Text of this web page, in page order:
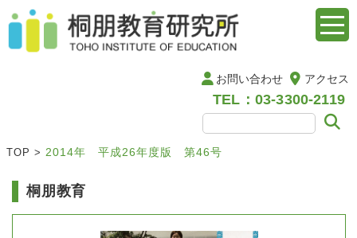
お問い合わせ アクセス
TEL：03-3300-2119
TOP > 2014年 平成26年度版 第46号
桐朋教育